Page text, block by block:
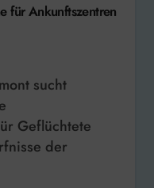
für Ankunftszentren
Geflüchtete
der